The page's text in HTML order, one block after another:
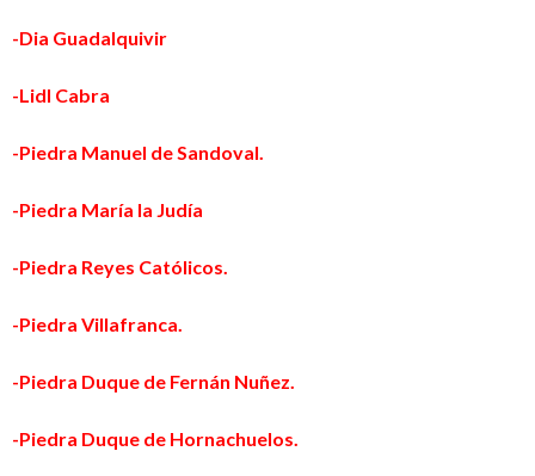
-Dia Guadalquivir
-Lidl Cabra
-Piedra Manuel de Sandoval.
-Piedra María la Judía
-Piedra Reyes Católicos.
-Piedra Villafranca.
-Piedra Duque de Fernán Nuñez.
-Piedra Duque de Hornachuelos.